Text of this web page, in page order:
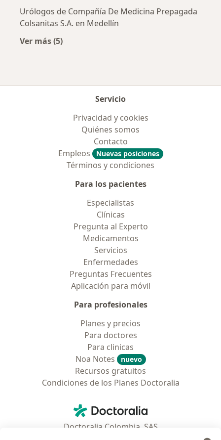
Urólogos de Compañía De Medicina Prepagada
Colsanitas S.A. en Medellín
Ver más (5)
Servicio
Privacidad y cookies
Quiénes somos
Contacto
Empleos
Nuevas posiciones
Términos y condiciones
Para los pacientes
Especialistas
Clínicas
Pregunta al Experto
Medicamentos
Servicios
Enfermedades
Preguntas Frecuentes
Aplicación para móvil
Para profesionales
Planes y precios
Para doctores
Para clinicas
Noa Notes
nuevo
Recursos gratuitos
Condiciones de los Planes Doctoralia
Doctoralia - Página de inicio
Doctoralia Colombia, SAS